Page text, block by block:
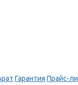
Гарантия Прайс-